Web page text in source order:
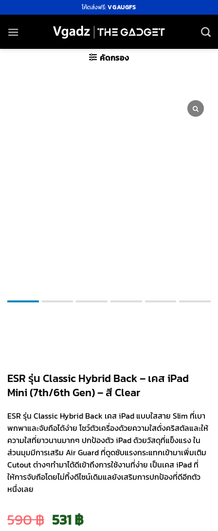
ไป
ยัง
โค้ดส่งฟรี:VGAUGFS
คัดกรอง
ESR รุ่น Classic Hybrid Back – เคส iPad
Mini (7th/6th Gen) – สี Clear
ESR รุ่น Classic Hybrid Back เคส iPad แบบใสสาย Slim ที่เบา
พกพาและจับถือได้ง่าย โชว์ตัวเครื่องด้วยความใสดั่งคริสตัลและให้
ความใสที่ยาวนานมากๆ ปกป้องตัว iPad ด้วยวัสดุที่แข็งแรง ใน
ส่วนมุมมีการเสริม Air Guard ที่ดูดซับแรงกระแทกเข้ามาเพิ่มเติม
Cutout ต่างๆทำมาได้ดีเข้าถึงการใช้งานที่ง่าย เป็นเคส iPad ที่
ให้การจับถือโดยไม่ทิ้งดีไซน์เดิมแลยังเสริมการปกป้องที่ดีอีกตัว
หนึ่งเลย
590฿ Original
531฿Current